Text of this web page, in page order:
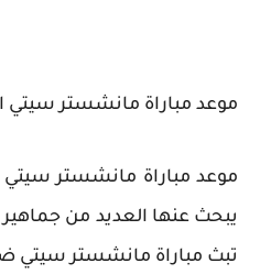
موعد مباراة مانشستر سيتي
موعد مباراة مانشستر سيتي
يبحث عنها العديد من جماهير
تبث مباراة مانشستر سيتي